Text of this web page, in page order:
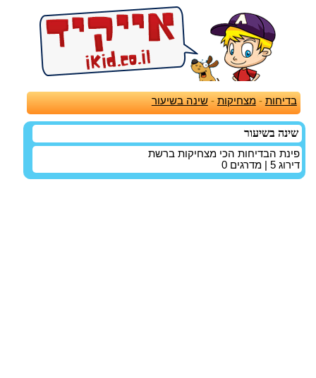
בדיחות -מצחיקות -שינה בשיעור
שינה בשיעור
פינת הבדיחות הכי מצחיקות ברשת
דירוג 5 | מדרגים 0